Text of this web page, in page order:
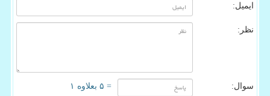
ایمیل:
نظر:
سوال: = ۵ بعلاوه ۱